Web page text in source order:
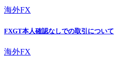
海外FX
FXGT本人確認なしでの取引について
海外FX